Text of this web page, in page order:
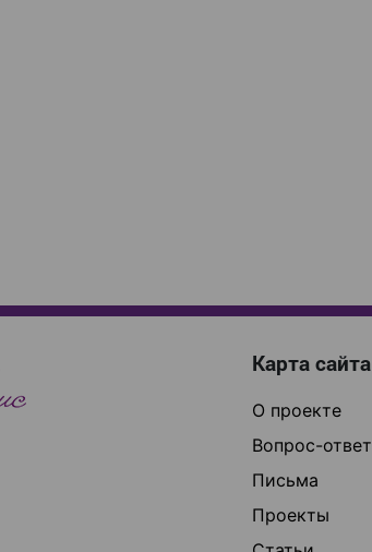
Карта сайта
О проекте
Вопрос-ответ
Письма
Проекты